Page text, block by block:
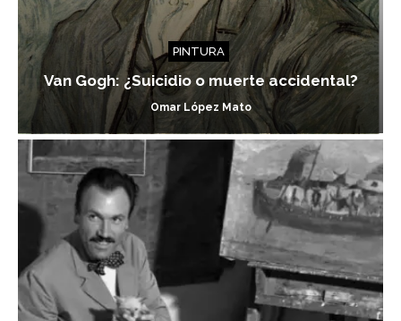
PINTURA
Van Gogh: ¿Suicidio o muerte accidental?
Omar López Mato